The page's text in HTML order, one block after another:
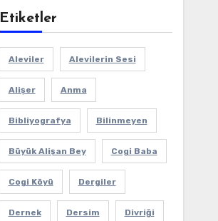
Etiketler
Aleviler Alevilerin Sesi
Alişer Anma
Bibliyografya Bilinmeyen
Büyük Alişan Bey Cogi Baba
Cogi Köyü Dergiler
Dernek Dersim Divriği